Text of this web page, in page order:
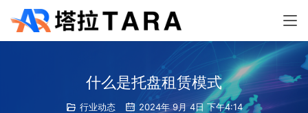
什么是托盘租赁模式
行业动态 2024年 9月 4日 下午4:14